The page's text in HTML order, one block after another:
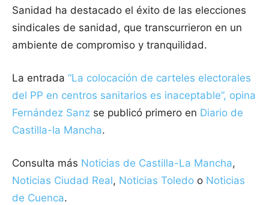
Sanidad ha destacado el éxito de las elecciones
sindicales de sanidad, que transcurrieron en un
ambiente de compromiso y tranquilidad.
La entrada “La colocación de carteles electorales
del PP en centros sanitarios es inaceptable”, opina
Fernández Sanz se publicó primero en Diario de
Castilla-la Mancha.
Consulta más Noticias de Castilla-La Mancha,
Noticias Ciudad Real, Noticias Toledo o Noticias
de Cuenca.